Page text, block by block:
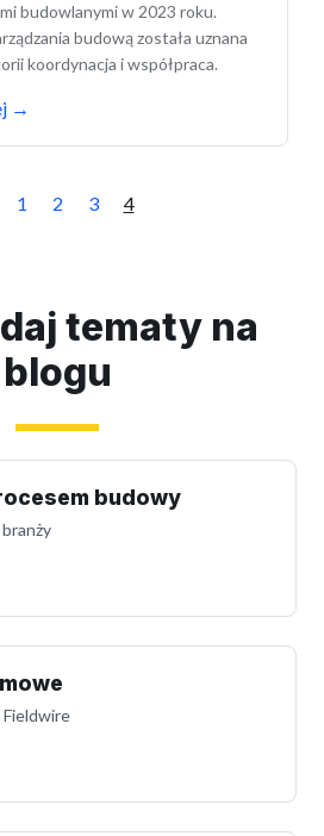
budowlanymi w 2023 roku.
budową została uznana
koordynacja i współpraca.
→
1 2 3 4
tematy na
blogu
budowy